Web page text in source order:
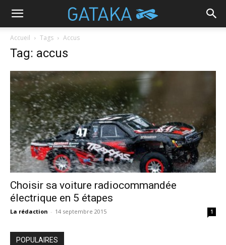
Accueil Tags Accus
Tag: accus
Choisir sa voiture radiocommandée
électrique en 5 étapes
La rédaction - 14 septembre 2015 1
POPULAIRES